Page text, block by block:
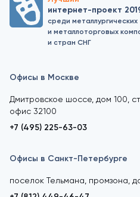
интернет-проект
среди металлургических
и металлоторговых
и стран СНГ
Офисы в Москве
Дмитровское шоссе, дом 100,
офис 32100
+7 (495) 225-63-03
Офисы в Санкт-Петербурге
поселок Тельмана, промзона,